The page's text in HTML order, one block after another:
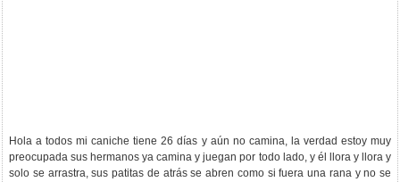
Hola a todos mi caniche tiene 26 días y aún no camina, la verdad estoy muy
preocupada sus hermanos ya camina y juegan por todo lado, y él llora y llora y
solo se arrastra, sus patitas de atrás se abren como si fuera una rana y no se